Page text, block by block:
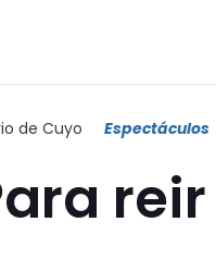
de Cuyo Espectáculos